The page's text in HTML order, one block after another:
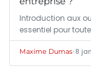
Introduction aux
essentiel pour
Maxime Dumas•8